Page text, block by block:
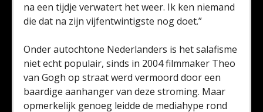
na een tijdje verwatert het weer. Ik ken niemand
die dat na zijn vijfentwintigste nog doet.”
Onder autochtone Nederlanders is het salafisme
niet echt populair, sinds in 2004 filmmaker Theo
van Gogh op straat werd vermoord door een
baardige aanhanger van deze stroming. Maar
opmerkelijk genoeg leidde de mediahype rond